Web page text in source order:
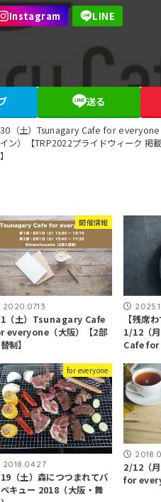
送る
（土）Tsunagary Cafe for everyone
ン）【TRP2022プライドウィーク 掲
開催情報
2020.07.13
（土）Tsunagary Cafe
everyone（大阪）【2部
制】
【残席
1/12（
Cafe for
for everyone
2018.04.27
（土）森につつまれてバ
キュー 2018（大阪・舞
2/12（
for